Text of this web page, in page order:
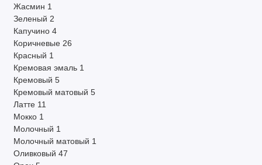
Жасмин 1
Зеленый 2
Капучино 4
Коричневые 26
Красный 1
Кремовая эмаль 1
Кремовый 5
Кремовый матовый 5
Латте 11
Мокко 1
Молочный 1
Молочный матовый 1
Оливковый 47